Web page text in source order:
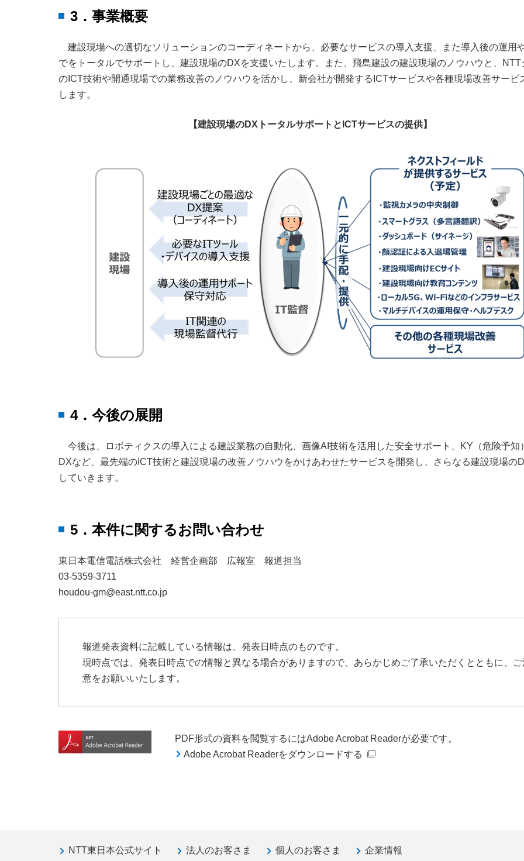
3．事業概要
建設現場への適切なソリューションのコーディネートから、必要なサービスの導入支援、また導入後の運用
でをトータルでサポートし、建設現場のDXを支援いたします。また、飛島建設の建設現場のノウハウと、NTT
のICT技術や開通現場での業務改善のノウハウを活かし、新会社が開発するICTサービスや各種現場改善サービ
します。
【建設現場のDXトータルサポートとICTサービスの提供】
4．今後の展開
今後は、ロボティクスの導入による建設業務の自動化、画像AI技術を活用した安全サポート、KY（危険予知
DXなど、最先端のICT技術と建設現場の改善ノウハウをかけあわせたサービスを開発し、さらなる建設現場の
していきます。
5．本件に関するお問い合わせ
東日本電信電話株式会社 経営企画部 広報室 報道担当
03-5359-3711
houdou-gm@east.ntt.co.jp
報道発表資料に記載している情報は、発表日時点のものです。
現時点では、発表日時点での情報と異なる場合がありますので、あらかじめご了承いただくとともに、ご
意をお願いいたします。
PDF形式の資料を閲覧するにはAdobe Acrobat Readerが必要です。
Adobe Acrobat Readerをダウンロードする
NTT東日本公式サイト 法人のお客さま 個人のお客さま 企業情報